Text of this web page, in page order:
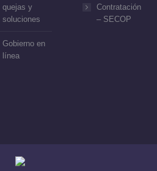
quejas y
soluciones
Gobierno en
línea
Contratación
– SECOP